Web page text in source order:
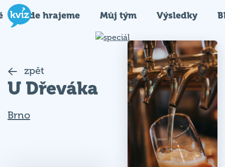
Kde hrajeme Můj tým Výsledky
zpět
U Dřeváka
Brno